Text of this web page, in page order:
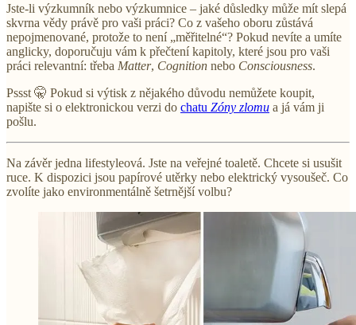
Jste-li výzkumník nebo výzkumnice – jaké důsledky může mít slepá
skvrna vědy právě pro vaši práci? Co z vašeho oboru zůstává
nepojmenované, protože to není „měřitelné“? Pokud nevíte a umíte
anglicky, doporučuju vám k přečtení kapitoly, které jsou pro vaši
práci relevantní: třeba Matter, Cognition nebo Consciousness.
Pssst 🤫 Pokud si výtisk z nějakého důvodu nemůžete koupit,
napište si o elektronickou verzi do chatu Zóny zlomu a já vám ji
pošlu.
Na závěr jedna lifestyleová. Jste na veřejné toaletě. Chcete si usušit
ruce. K dispozici jsou papírové utěrky nebo elektrický vysoušeč. Co
zvolíte jako environmentálně šetrnější volbu?